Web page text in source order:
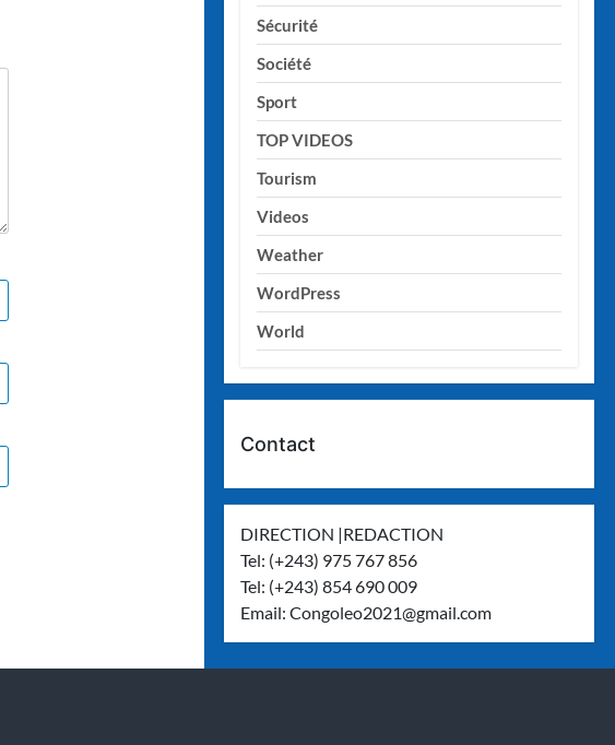
Sécurité
Société
Sport
TOP VIDEOS
Tourism
Videos
Weather
WordPress
World
Contact
DIRECTION |REDACTION
Tel: (+243) 975 767 856
Tel: (+243) 854 690 009
Email:Congoleo2021@gmail.com